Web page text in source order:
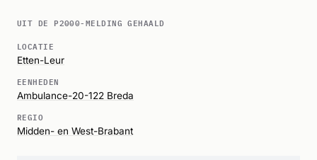
UIT DE P2000-MELDING GEHAALD
LOCATIE
Etten-Leur
EENHEDEN
Ambulance-20-122 Breda
REGIO
Midden- en West-Brabant